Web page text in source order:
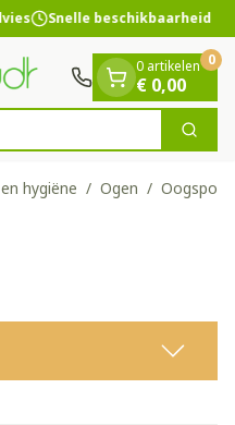
Snelle beschikbaarheid
Zoek
0 artikelen
€ 0,00
0
hygiëne / Ogen /